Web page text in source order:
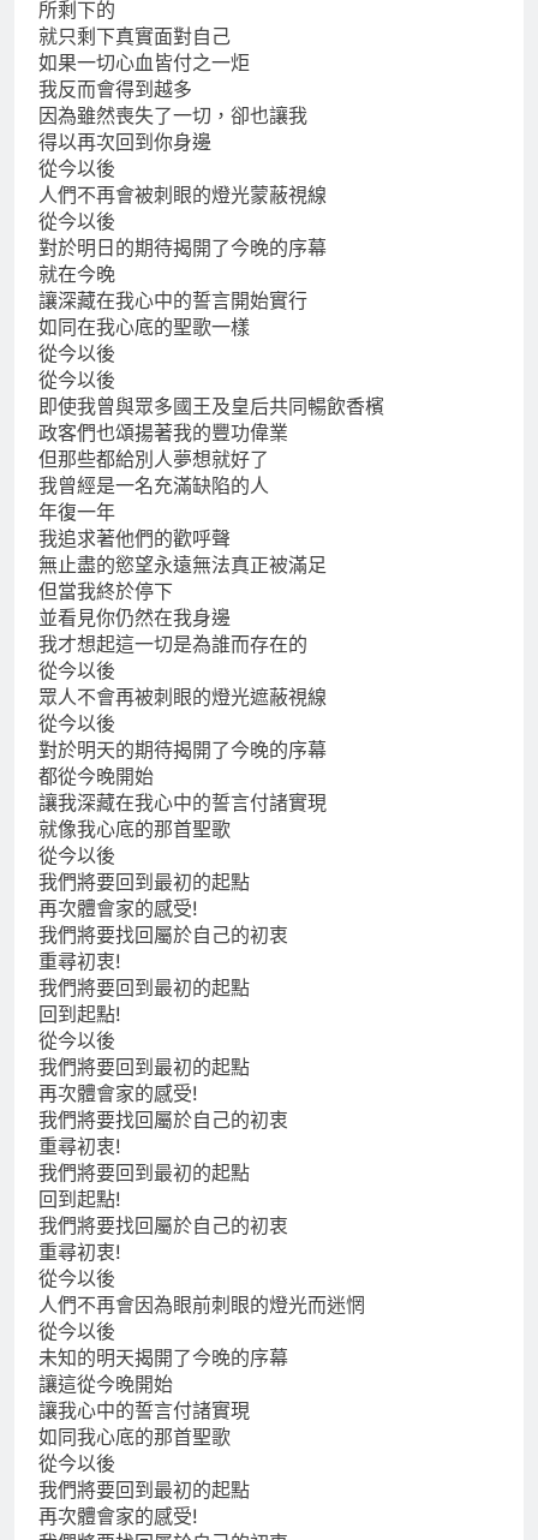
所剩下的
就只剩下真實面對自己
如果一切心血皆付之一炬
我反而會得到越多
因為雖然喪失了一切，卻也讓我
得以再次回到你身邊
從今以後
人們不再會被刺眼的燈光蒙蔽視線
從今以後
對於明日的期待揭開了今晚的序幕
就在今晚
讓深藏在我心中的誓言開始實行
如同在我心底的聖歌一樣
從今以後
從今以後
即使我曾與眾多國王及皇后共同暢飲香檳
政客們也頌揚著我的豐功偉業
但那些都給別人夢想就好了
我曾經是一名充滿缺陷的人
年復一年
我追求著他們的歡呼聲
無止盡的慾望永遠無法真正被滿足
但當我終於停下
並看見你仍然在我身邊
我才想起這一切是為誰而存在的
從今以後
眾人不會再被刺眼的燈光遮蔽視線
從今以後
對於明天的期待揭開了今晚的序幕
都從今晚開始
讓我深藏在我心中的誓言付諸實現
就像我心底的那首聖歌
從今以後
我們將要回到最初的起點
再次體會家的感受!
我們將要找回屬於自己的初衷
重尋初衷!
我們將要回到最初的起點
回到起點!
從今以後
我們將要回到最初的起點
再次體會家的感受!
我們將要找回屬於自己的初衷
重尋初衷!
我們將要回到最初的起點
回到起點!
我們將要找回屬於自己的初衷
重尋初衷!
從今以後
人們不再會因為眼前刺眼的燈光而迷惘
從今以後
未知的明天揭開了今晚的序幕
讓這從今晚開始
讓我心中的誓言付諸實現
如同我心底的那首聖歌
從今以後
我們將要回到最初的起點
再次體會家的感受!